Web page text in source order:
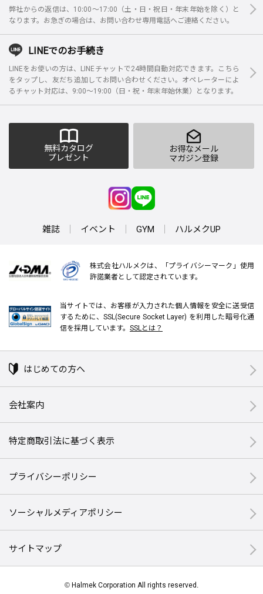
弊社からの返信は、10:00～17:00（土・日・祝日・年末年始を除く）と
なります。お急ぎの場合は、お問い合わせ専用電話へご連絡ください。
LINEでのお手続き
LINEをお使いの方は、LINEチャットで24時間自動対応できます。こちら
をタップし、友だち追加してお問い合わせください。オペレーターによ
るチャット対応は、9:00～19:00（日・祝・年末年始休業）となります。
無料カタログ
プレゼント
お得なメール
マガジン登録
雑誌 イベント GYM ハルメクUP
株式会社ハルメクは、「プライバシーマーク」使用
許諾業者として認定されています。
当サイトでは、お客様が入力された個人情報を安全に送受信
するために、SSL(Secure Socket Layer) を利用した暗号化通
信を採用しています。 SSLとは？
はじめての方へ
会社案内
特定商取引法に基づく表示
プライバシーポリシー
ソーシャルメディアポリシー
サイトマップ
© Halmek Corporation All rights reserved.